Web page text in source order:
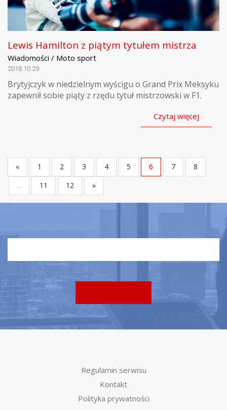
Lewis Hamilton z piątym tytułem mistrza
Wiadomości / Moto sport
2018.10.29
Brytyjczyk w niedzielnym wyścigu o Grand Prix Meksyku
zapewnił sobie piąty z rzędu tytuł mistrzowski w F1.
Czytaj więcej
« 1 2 3 4 5 6 7
8
...
11 12 »
Regulamin serwisu
Kontakt
Polityka prywatności